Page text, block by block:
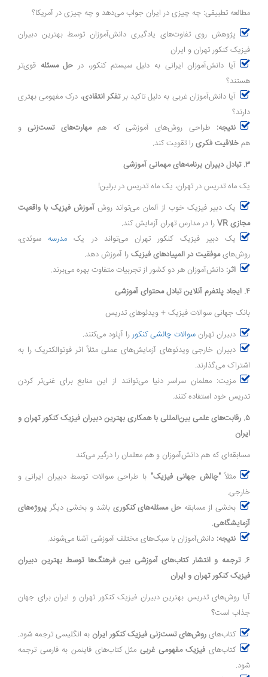
مطالعه تطبیقی: چه چیزی در ایران جواب می‌دهد و چه چیزی در آمریکا؟
پژوهش روی تفاوت‌های یادگیری دانش‌آموزان توسط بهترین دبیران
فیزیک کنکور تهران و ایران
آیا دانش‌آموزان ایرانی به دلیل سیستم کنکور، در حل مسئله قوی‌تر
هستند؟
آیا دانش‌آموزان غربی به دلیل تاکید برتفکر انتقادی، درک مفهومی بهتری
دارند؟
نتیجه: طراحی روش‌های آموزشی که هممهارت‌های تست‌زنیو
هم خلاقیت فکری را تقویت کند.
۳. تبادل دبیران برنامه‌های مهمانی آموزشی
یک ماه تدریس در تهران، یک ماه تدریس در برلین!
یک دبیر فیزیک خوب از آلمان می‌تواند روش آموزش فیزیک با واقعیت
مجازی VR
را در مدارس تهران آزمایش کند.
یک دبیر فیزیک کنکور تهران می‌تواند در یک مدرسه‌ سوئدی،
روش‌هایموفقیت در المپیادهای فیزیک را آموزش دهد.
اثر: دانش‌آموزان هر دو کشور از تجربیات متفاوت بهره می‌برند.
۴. ایجاد پلتفرم آنلاین تبادل محتوای آموزشی
بانک جهانی سوالات فیزیک + ویدئوهای تدریس
دبیران تهران سوالات چالشی کنکور را آپلود می‌کنند.
دبیران خارجی ویدئوهای آزمایش‌های عملی مثلاً اثر فوتوالکتریک را به
اشتراک می‌گذارند.
مزیت: معلمان سراسر دنیا می‌توانند از این منابع برای غنی‌تر کردن
تدریس خود استفاده کنند.
۵. رقابت‌های علمی بین‌المللی با همکاری بهترین دبیران فیزیک کنکور تهران و
ایران
مسابقه‌ای که هم دانش‌آموزان و هم معلمان را درگیر می‌کند
مثلاً"چالش جهانی فیزیک" با طراحی سوالات توسط دبیران ایرانی و
خارجی.
بخشی از مسابقه حل مسئله‌های کنکوری باشد و بخشی دیگر پروژه‌های
آزمایشگاهی.
نتیجه: دانش‌آموزان با سبک‌های مختلف آموزشی آشنا می‌شوند.
۶. ترجمه و انتشار کتاب‌های آموزشی بین فرهنگ‌ها توسط بهترین دبیران
فیزیک کنکور تهران و ایران
آیا روش‌های تدریس بهترین دبیران فیزیک کنکور تهران و ایران برای جهان
جذاب است؟
کتاب‌های روش‌های تست‌زنی فیزیک کنکور ایران به انگلیسی ترجمه شود.
کتاب‌های فیزیک مفهومی غربی مثل کتاب‌های فاینمن به فارسی ترجمه
شود.